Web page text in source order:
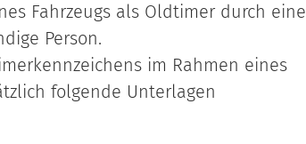
Fahrzeugs als Oldtimer durch eine
Person.
im Rahmen eines
folgende Unterlagen